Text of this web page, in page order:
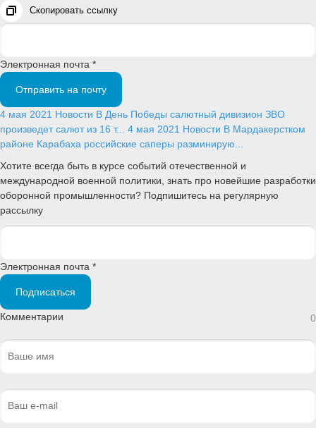
Скопировать ссылку
Электронная почта *
Отправить на почту
4 мая 2021 Новости В День Победы салютный дивизион ЗВО
произведет салют из 16 т... 4 мая 2021 Новости В Мардакерстком
районе Карабаха российские саперы разминирую...
Хотите всегда быть в курсе событий отечественной и
международной военной политики, знать про новейшие разработки
оборонной промышленности? Подпишитесь на регулярную
рассылку
Электронная почта *
Подписаться
Комментарии 0